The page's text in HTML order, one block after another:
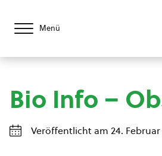
Menü
Bio Info –
Veröffentlicht am 24. Februar